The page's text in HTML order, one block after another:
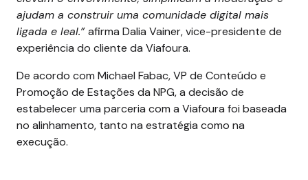
ajudam a construir uma comunidade digital mais
ligada e leal.”afirma Dalia Vainer, vice-presidente de
experiência do cliente da Viafoura.
De acordo com Michael Fabac, VP de Conteúdo e
Promoção de Estações da NPG, a decisão de
estabelecer uma parceria com a Viafoura foi baseada
no alinhamento, tanto na estratégia como na
execução.